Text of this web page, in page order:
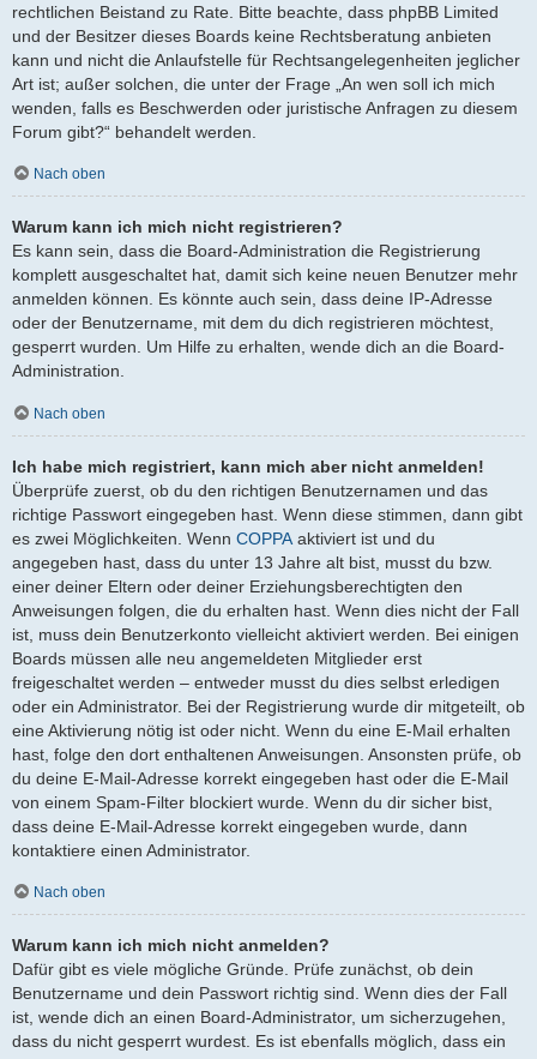
rechtlichen Beistand zu Rate. Bitte beachte, dass phpBB Limited
und der Besitzer dieses Boards keine Rechtsberatung anbieten
kann und nicht die Anlaufstelle für Rechtsangelegenheiten jeglicher
Art ist; außer solchen, die unter der Frage „An wen soll ich mich
wenden, falls es Beschwerden oder juristische Anfragen zu diesem
Forum gibt?“ behandelt werden.
Nach oben
Warum kann ich mich nicht registrieren?
Es kann sein, dass die Board-Administration die Registrierung
komplett ausgeschaltet hat, damit sich keine neuen Benutzer mehr
anmelden können. Es könnte auch sein, dass deine IP-Adresse
oder der Benutzername, mit dem du dich registrieren möchtest,
gesperrt wurden. Um Hilfe zu erhalten, wende dich an die Board-
Administration.
Nach oben
Ich habe mich registriert, kann mich aber nicht anmelden!
Überprüfe zuerst, ob du den richtigen Benutzernamen und das
richtige Passwort eingegeben hast. Wenn diese stimmen, dann gibt
es zwei Möglichkeiten. Wenn COPPA aktiviert ist und du
angegeben hast, dass du unter 13 Jahre alt bist, musst du bzw.
einer deiner Eltern oder deiner Erziehungsberechtigten den
Anweisungen folgen, die du erhalten hast. Wenn dies nicht der Fall
ist, muss dein Benutzerkonto vielleicht aktiviert werden. Bei einigen
Boards müssen alle neu angemeldeten Mitglieder erst
freigeschaltet werden – entweder musst du dies selbst erledigen
oder ein Administrator. Bei der Registrierung wurde dir mitgeteilt, ob
eine Aktivierung nötig ist oder nicht. Wenn du eine E-Mail erhalten
hast, folge den dort enthaltenen Anweisungen. Ansonsten prüfe, ob
du deine E-Mail-Adresse korrekt eingegeben hast oder die E-Mail
von einem Spam-Filter blockiert wurde. Wenn du dir sicher bist,
dass deine E-Mail-Adresse korrekt eingegeben wurde, dann
kontaktiere einen Administrator.
Nach oben
Warum kann ich mich nicht anmelden?
Dafür gibt es viele mögliche Gründe. Prüfe zunächst, ob dein
Benutzername und dein Passwort richtig sind. Wenn dies der Fall
ist, wende dich an einen Board-Administrator, um sicherzugehen,
dass du nicht gesperrt wurdest. Es ist ebenfalls möglich, dass ein